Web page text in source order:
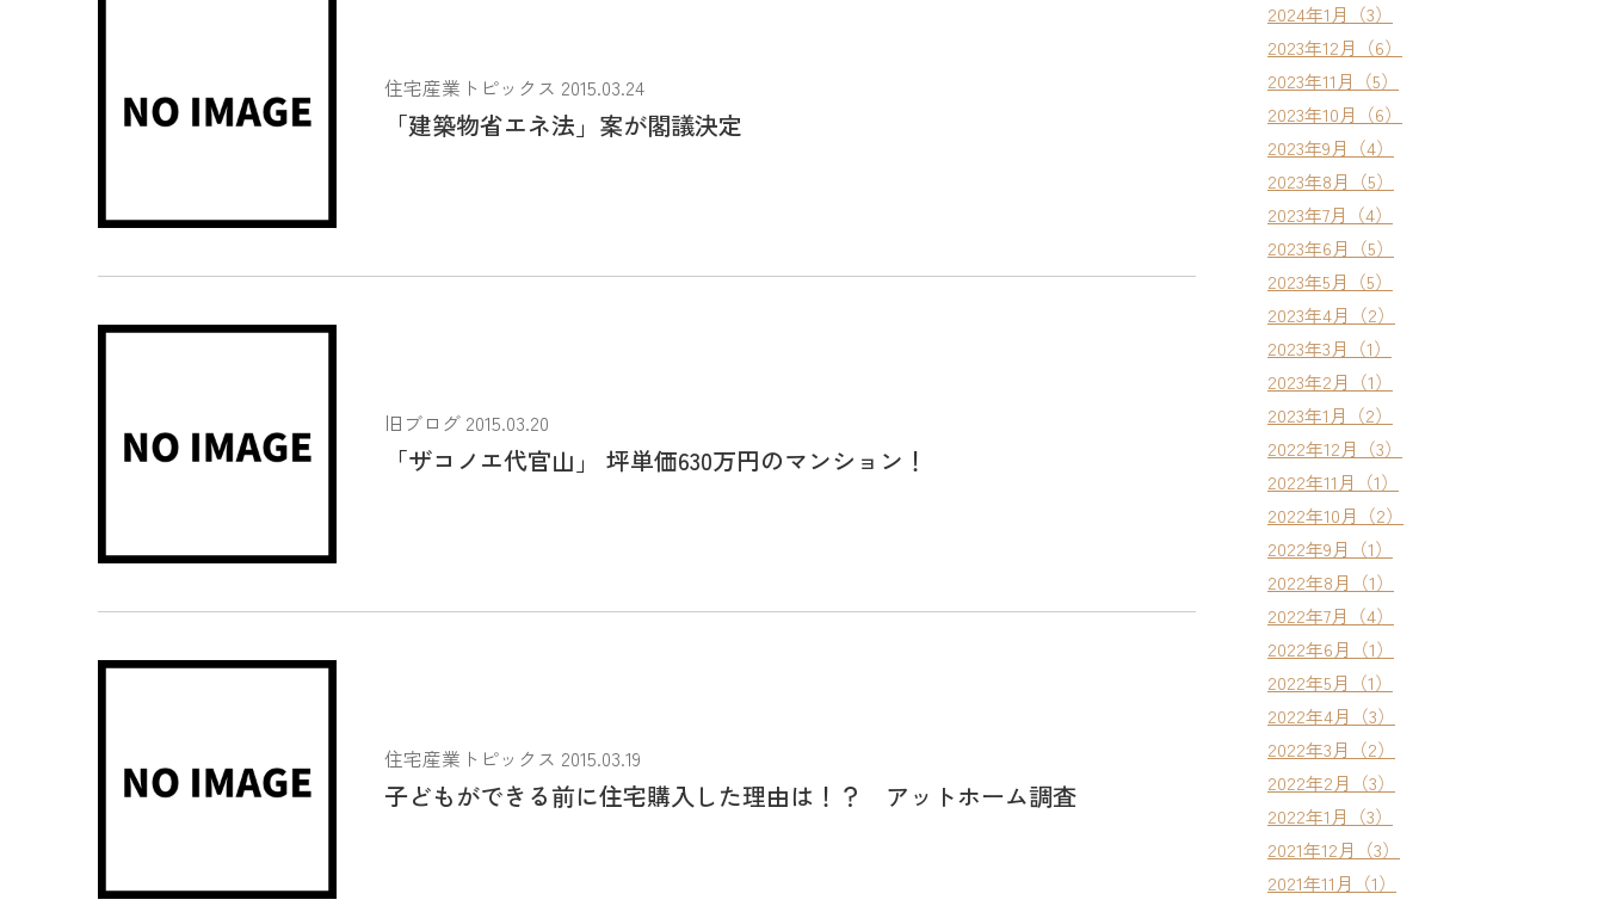
住宅産業トピックス 2015.03.24
「建築物省エネ法」案が閣議決定
旧ブログ 2015.03.20
「ザコノエ代官山」 坪単価630万円のマンション！
住宅産業トピックス 2015.03.19
子どもができる前に住宅購入した理由は！？ アットホーム調査
2024年1月（3）
2023年12月（6）
2023年11月（5）
2023年10月（6）
2023年9月（4）
2023年8月（5）
2023年7月（4）
2023年6月（5）
2023年5月（5）
2023年4月（2）
2023年3月（1）
2023年2月（1）
2023年1月（2）
2022年12月（3）
2022年11月（1）
2022年10月（2）
2022年9月（1）
2022年8月（1）
2022年7月（4）
2022年6月（1）
2022年5月（1）
2022年4月（3）
2022年3月（2）
2022年2月（3）
2022年1月（3）
2021年12月（3）
2021年11月（1）